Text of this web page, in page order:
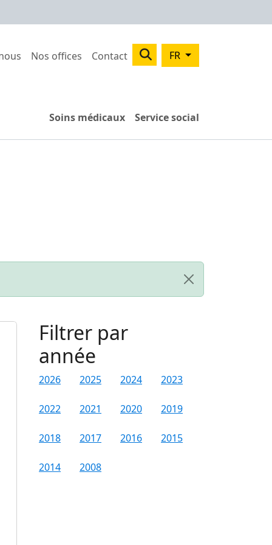
Nos offices Contact Search FR
Soins médicaux Service social
Filtrer par
année
2026 2025 2024 2023
2022 2021 2020 2019
2018 2017 2016 2015
2014 2008